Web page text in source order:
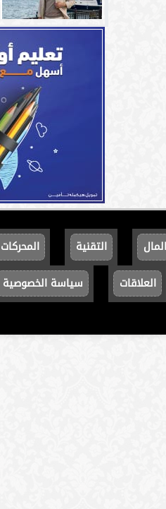
المال التقنية المحركات
العلاقات سياسة الخصوصية